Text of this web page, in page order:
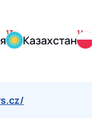
13
Казахстан
14